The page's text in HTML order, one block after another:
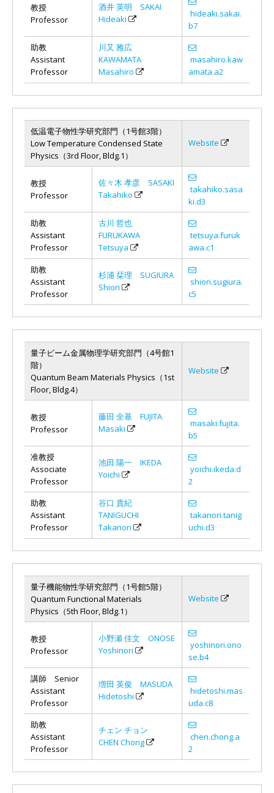
教授
Professor
酒井 英明 SAKAI
Hideaki
hideaki.sakai.
b7
助教
Assistant
Professor
川又 雅広
KAWAMATA
Masahiro
masahiro.kaw
amata.a2
低温電子物性学研究部門（1号館3階）
Low Temperature Condensed State
Physics（3rd Floor, Bldg.1）
Website
教授
Professor
佐々木 孝彦 SASAKI
Takahiko
takahiko.sasa
ki.d3
助教
Assistant
Professor
古川 哲也
FURUKAWA
Tetsuya
tetsuya.furuk
awa.c1
助教
Assistant
Professor
杉浦 栞理 SUGIURA
Shiori
shiori.sugiura.
c5
量子ビーム金属物理学研究部門（4号館1
階）
Quantum Beam Materials Physics（1st
Floor, Bldg.4）
Website
教授
Professor
藤田 全基 FUJITA
Masaki
masaki.fujita.
b5
准教授
Associate
Professor
池田 陽一 IKEDA
Yoichi
yoichi.ikeda.d
2
助教
Assistant
Professor
谷口 貴紀
TANIGUCHI
Takanori
takanori.tanig
uchi.d3
量子機能物性学研究部門（1号館5階）
Quantum Functional Materials
Physics（5th Floor, Bldg.1）
Website
教授
Professor
小野瀬 佳文 ONOSE
Yoshinori
yoshinori.ono
se.b4
講師 Senior
Assistant
Professor
増田 英俊 MASUDA
Hidetoshi
hidetoshi.mas
uda.c8
助教
Assistant
Professor
チェン チョン
CHEN Chong
chen.chong.a
2